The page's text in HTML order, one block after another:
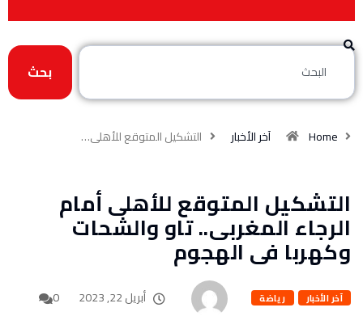
بحث
Home آخر الأخبار التشكيل المتوقع للأهلى…
التشكيل المتوقع للأهلى أمام
الرجاء المغربى.. تاو والشحات
وكهربا فى الهجوم
آخر الأخبار رياضة أبريل 22, 2023
0